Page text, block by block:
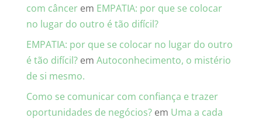
com câncerem EMPATIA: por que se colocar
no lugar do outro é tão difícil?
EMPATIA: por que se colocar no lugar do outro
é tão difícil?em Autoconhecimento, o mistério
de si mesmo.
Como se comunicar com confiança e trazer
oportunidades de negócios?em Uma a cada